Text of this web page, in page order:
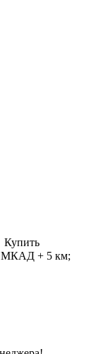
Купить
МКАД + 5 км;